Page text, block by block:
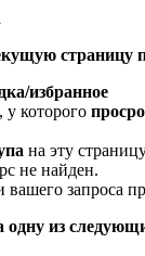
страницу
избранное
которого
на эту
не найден.
вашего запроса
одну из